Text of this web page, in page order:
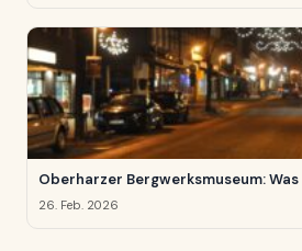
Oberharzer Bergwerksmuseum:
26. Feb. 2026